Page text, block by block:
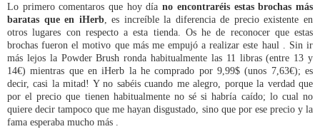
Lo primero comentaros que hoy díano encontraréis estas brochas más
baratas que en iHerb, es increíble la diferencia de precio existente en
otros lugares con respecto a esta tienda. Os he de reconocer que estas
brochas fueron el motivo que más me empujó a realizar este haul . Sin ir
más lejos la Powder Brush ronda habitualmente las 11 libras (entre 13 y
14€) mientras que en iHerb la he comprado por 9,99$ (unos 7,63€); es
decir, casi la mitad! Y no sabéis cuando me alegro, porque la verdad que
por el precio que tienen habitualmente no sé si habría caído; lo cual no
quiere decir tampoco que me hayan disgustado, sino que por ese precio y la
fama esperaba mucho más .